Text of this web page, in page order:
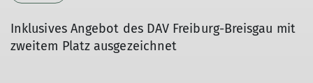
Inklusives Angebot des DAV Freiburg-Breisgau mit
zweitem Platz ausgezeichnet